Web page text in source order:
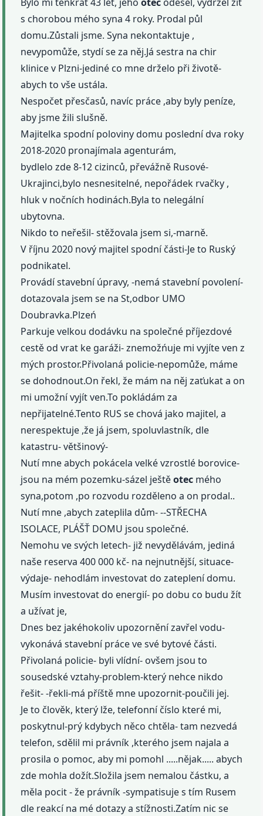
s chorobou mého syna 4 roky. Prodal půl
domu.Zůstali jsme. Syna nekontaktuje ,
nevypomůže, stydí se za něj.Já sestra na chir
klinice v Plzni-jediné co mne drželo při životě-
abych to vše ustála.
Nespočet přesčasů, navíc práce ,aby byly peníze,
aby jsme žili slušně.
Majitelka spodní poloviny domu poslední dva roky
2018-2020 pronajímala agenturám,
bydlelo zde 8-12 cizinců, převážně Rusové-
Ukrajinci,bylo nesnesitelné, nepořádek rvačky ,
hluk v nočních hodinách.Byla to nelegální
ubytovna.
Nikdo to neřešil- stěžovala jsem si,-marně.
V říjnu 2020 nový majitel spodní části-Je to Ruský
podnikatel.
Provádí stavební úpravy, -nemá stavební povolení-
dotazovala jsem se na St,odbor UMO
Doubravka.Plzeń
Parkuje velkou dodávku na společné příjezdové
cestě od vrat ke garáži- znemožńuje mi vyjíte ven z
mých prostor.Přivolaná policie-nepomůže, máme
se dohodnout.On řekl, že mám na něj zaťukat a on
mi umožní vyjít ven.To pokládám za
nepřijatelné.Tento RUS se chová jako majitel, a
nerespektuje ,že já jsem, spoluvlastník, dle
katastru- většinový-
Nutí mne abych pokácela velké vzrostlé borovice-
jsou na mém pozemku-sázel ještěotec mého
syna,potom ,po rozvodu rozděleno a on prodal..
Nutí mne ,abych zateplila dům- --STŘECHA
ISOLACE, PLÁŠŤ DOMU jsou společné.
Nemohu ve svých letech- již nevydělávám, jediná
naše reserva 400 000 kč- na nejnutnější, situace-
výdaje- nehodlám investovat do zateplení domu.
Musím investovat do energií- po dobu co budu žít
a užívat je,
Dnes bez jakéhokoliv upozornění zavřel vodu-
vykonává stavební práce ve své bytové části.
Přivolaná policie- byli vlídní- ovšem jsou to
sousedské vztahy-problem-který nehce nikdo
řešit- -řekli-má příště mne upozornit-poučili jej.
Je to člověk, který lže, telefonní číslo které mi,
poskytnul-prý kdybych něco chtěla- tam nezvedá
telefon, sdělil mi právník ,kterého jsem najala a
prosila o pomoc, aby mi pomohl .....nějak..... abych
zde mohla dožít.Složila jsem nemalou částku, a
měla pocit - že právník -sympatisuje s tím Rusem
dle reakcí na mé dotazy a stížnosti.Zatím nic se